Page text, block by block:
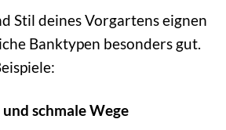
Stil deines Vorgartens eignen
Banktypen besonders gut.
schmale Wege